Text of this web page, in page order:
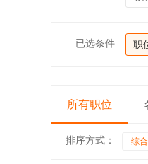
已选条件 职
所有职位
排序方式： 综